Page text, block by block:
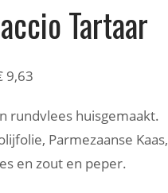
Tartaar
9,63
rundvlees huisgemaakt.
Parmezaanse Kaas,
en zout en peper.